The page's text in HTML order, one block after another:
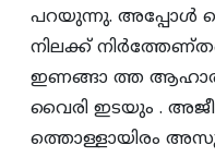
പറയുന്നു. അപ്പോള്‍
നിലക്ക്‌
ഇണങ്ങാ ത്ത
വൈരി ഇടയും .
ത്തൊള്ളായിരം